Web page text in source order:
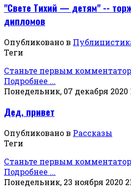
"Свете Тихий — детям" --
дипломов
Опубликовано в
Теги
Станьте первым
Подробнее ...
Понедельник, 07 декабря 2020
Дед, привет
Опубликовано в Рассказы
Теги
Станьте первым
Подробнее ...
Понедельник, 23 ноября 2020